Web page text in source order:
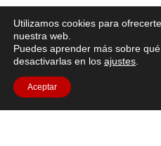
Utilizamos cookies para
nuestra web.
Puedes aprender más sobre
desactivarlas en los ajustes
Aceptar